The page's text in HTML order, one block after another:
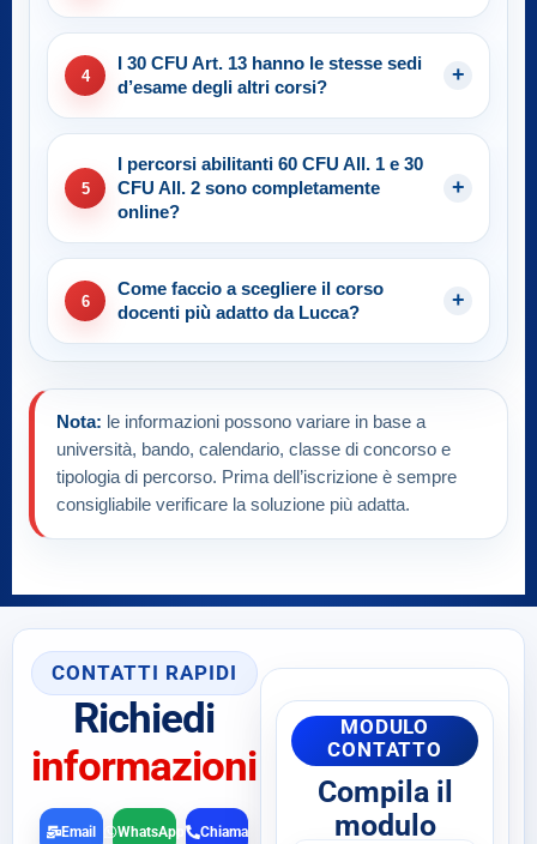
4
I 30 CFU Art. 13 hanno le stesse sedi
d’esame degli altri corsi?
5
I percorsi abilitanti 60 CFU All. 1 e 30
CFU All. 2 sono completamente
online?
6
Come faccio a scegliere il corso
docenti più adatto da Lucca?
Nota: le informazioni possono variare in base a
università, bando, calendario, classe di concorso e
tipologia di percorso. Prima dell’iscrizione è sempre
consigliabile verificare la soluzione più adatta.
CONTATTI RAPIDI
Richiedi
informazioni
Chiama
Email WhatsApp
MODULO
CONTATTO
Compila il
modulo